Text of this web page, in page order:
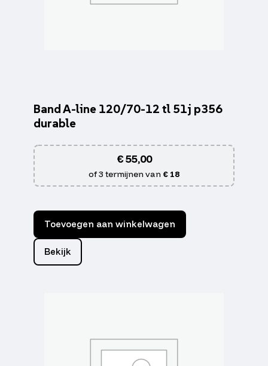
Band A-line 120/70-12 tl 51j p356
durable
€55,00
of 3 termijnen van € 18
Toevoegen aan winkelwagen
Bekijk